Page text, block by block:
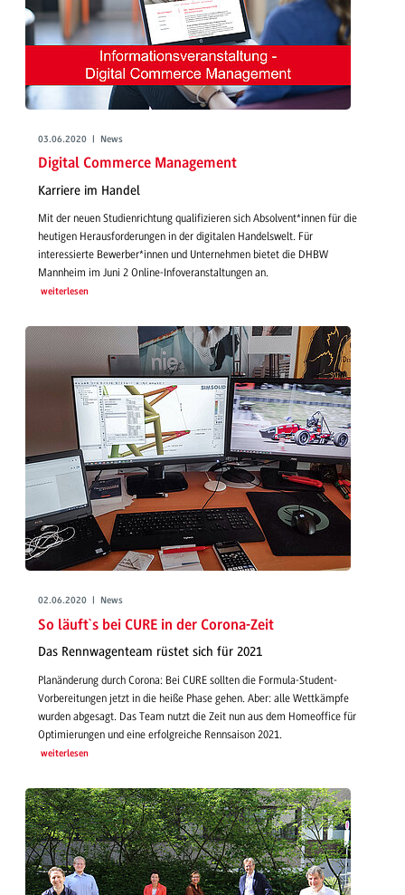
03.06.2020 | News
Digital Commerce Management
Karriere im Handel
Mit der neuen Studienrichtung qualifizieren sich Absolvent*innen für die
heutigen Herausforderungen in der digitalen Handelswelt. Für
interessierte Bewerber*innen und Unternehmen bietet die DHBW
Mannheim im Juni 2 Online-Infoveranstaltungen an.
weiterlesen
02.06.2020 | News
So läuft`s bei CURE in der Corona-Zeit
Das Rennwagenteam rüstet sich für 2021
Planänderung durch Corona: Bei CURE sollten die Formula-Student-
Vorbereitungen jetzt in die heiße Phase gehen. Aber: alle Wettkämpfe
wurden abgesagt. Das Team nutzt die Zeit nun aus dem Homeoffice für
Optimierungen und eine erfolgreiche Rennsaison 2021.
weiterlesen